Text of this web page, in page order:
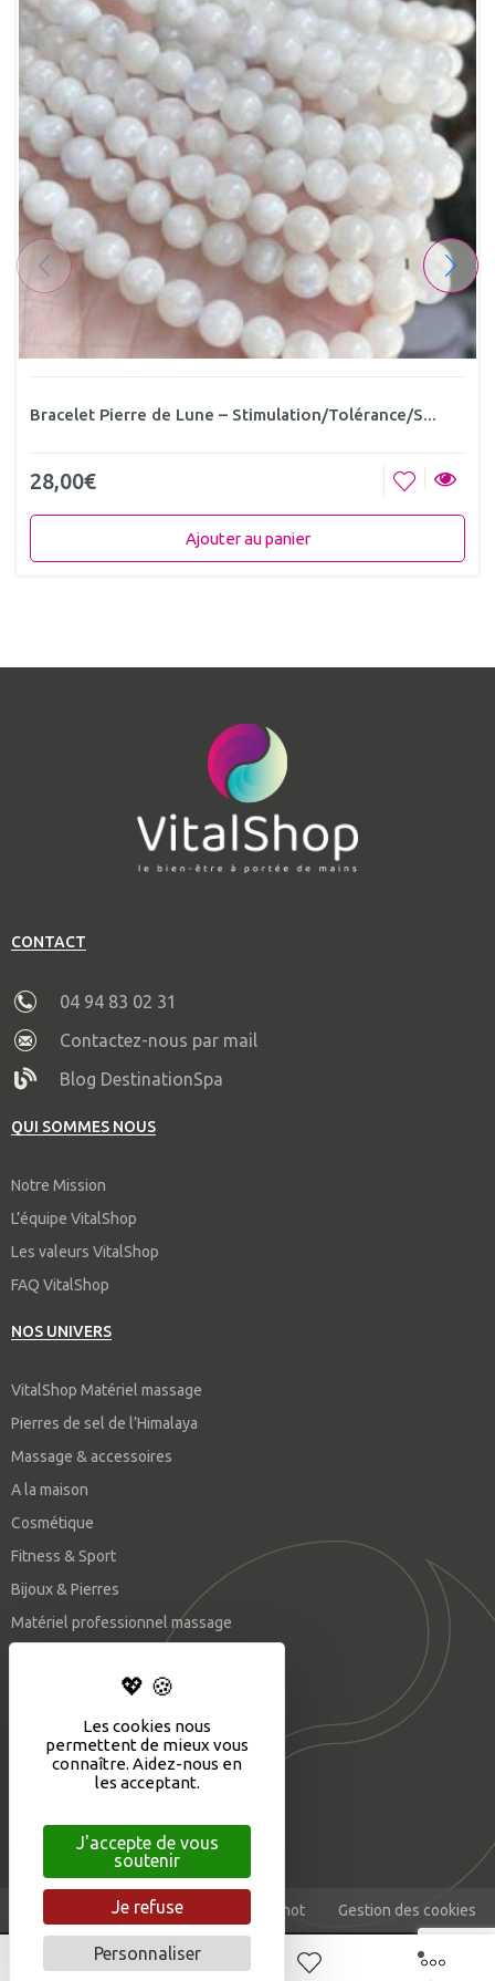
Bracelet Pierre de Lune – Stimulation/Tolérance/S...
28,00€
Ajouter au panier
CONTACT
04 94 83 02 31
Contactez-nous par mail
Blog DestinationSpa
QUI SOMMES NOUS
Notre Mission
L’équipe VitalShop
Les valeurs VitalShop
FAQ VitalShop
NOS UNIVERS
VitalShop Matériel massage
Pierres de sel de l’Himalaya
Massage & accessoires
A la maison
Cosmétique
Fitness & Sport
Bijoux & Pierres
Matériel professionnel massage
Mentions légales CGV ©Eliophot Gestion des cookies
Les cookies nous
permettent de mieux vous
connaître. Aidez-nous en
les acceptant.
J'accepte de vous
soutenir
Je refuse
Personnaliser